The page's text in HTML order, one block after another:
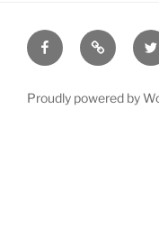
Facebook
E-
postlista
Proudly powered by